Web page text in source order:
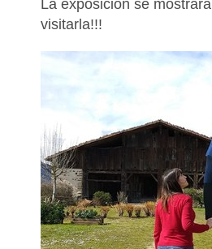
La exposición se
visitarla!!!